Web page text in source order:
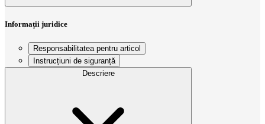
Informații juridice
Responsabilitatea pentru articol
Instrucțiuni de siguranță
Descriere